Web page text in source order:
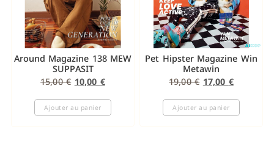
Around Magazine 138 MEW
SUPPASIT
15,00€ 10,00 €
Ajouter au panier
Pet Hipster Magazine Win
Metawin
19,00€ 17,00 €
Ajouter au panier